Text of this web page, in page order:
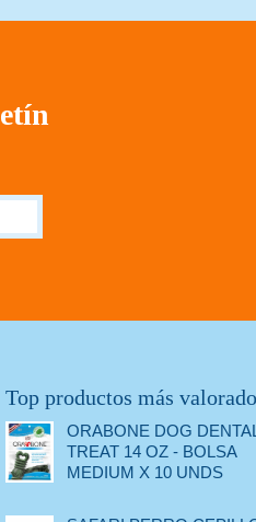
Top productos más
ORABONE DOG DENTAL
TREAT 14 OZ - BOLSA
MEDIUM X 10 UNDS